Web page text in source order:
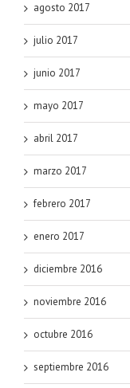
agosto 2017
julio 2017
junio 2017
mayo 2017
abril 2017
marzo 2017
febrero 2017
enero 2017
diciembre 2016
noviembre 2016
octubre 2016
septiembre 2016